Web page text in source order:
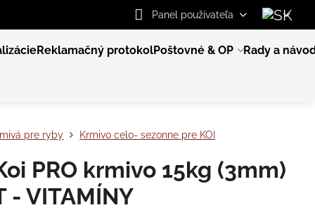
Panel používateľa
Reklamačný protokolPoštovné & OP Rady a
pre ryby Krmivo celo- sezonne pre KOI
PRO krmivo 15kg (3mm)
- VITAMÍNY